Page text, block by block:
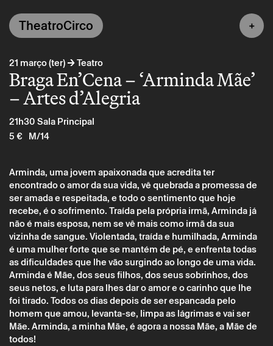
21 março (ter)→Teatro
Braga En’Cena – ‘Arminda Mãe’
– Artes d’Alegria
21h30Sala Principal
5 € M/14
Arminda, uma jovem apaixonada que acredita ter
encontrado o amor da sua vida, vê quebrada a promessa de
ser amada e respeitada, e todo o sentimento que hoje
recebe, é o sofrimento. Traída pela própria irmã, Arminda já
não é mais esposa, nem se vê mais como irmã da sua
vizinha de sangue. Violentada, traída e humilhada, Arminda
é uma mulher forte que se mantém de pé, e enfrenta todas
as dificuldades que lhe vão surgindo ao longo de uma vida.
Arminda é Mãe, dos seus filhos, dos seus sobrinhos, dos
seus netos, e luta para lhes dar o amor e o carinho que lhe
foi tirado. Todos os dias depois de ser espancada pelo
homem que amou, levanta-se, limpa as lágrimas e vai ser
Mãe. Arminda, a minha Mãe, é agora a nossa Mãe, a Mãe de
todos!
TheatroCirco
Terça 21 março→Teatro
Braga En’Cena – ‘Arminda Mãe’ – Artes
d’Alegria